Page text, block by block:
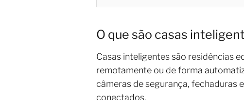
O que são casas
Casas inteligentes são residências
remotamente ou de forma
câmeras de segurança, fechaduras
conectados.